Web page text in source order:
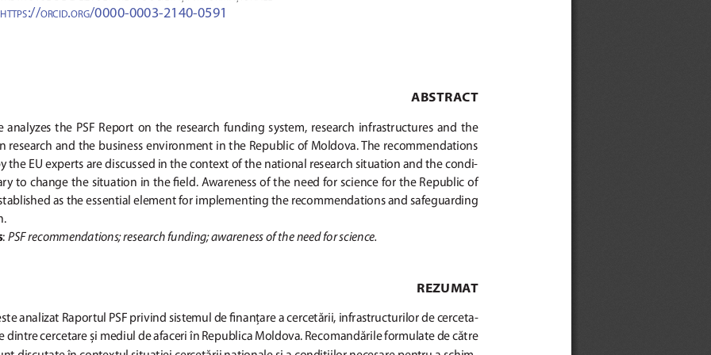
HTTPS://ORCID.ORG/0000-0003-2140-0591
ABSTRACT
analyzes  the  PSF  Report  on  the  research  funding  system,  research  infrastructures  and  the
research and the business environment in the Republic of Moldova. The recommendations
the EU experts are discussed in the context of the national research situation and the condi-
to change the situation in the fi eld. Awareness of the need for science for the Republic of
as the essential element for implementing the recommendations and safeguarding
: PSF recommendations; research funding; awareness of the need for science.
REZUMAT
analizat Raportul PSF privind sistemul de fi
  nanţare a cercetării, infrastructurilor de cerceta-
dintre cercetare și mediul de afaceri în Republica Moldova. Recomandările formulate de către